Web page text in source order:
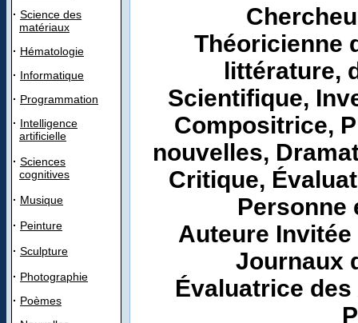
· Science des
matériaux
· Hématologie
· Informatique
· Programmation
· Intelligence
artificielle
· Sciences
cognitives
· Musique
· Peinture
· Sculpture
· Photographie
· Poèmes
C
Théoricienne
littérature,
Scientifique,
Compositrice,
nouvelles,
Critique,
Personne
Auteure
Journaux
Évaluatrice